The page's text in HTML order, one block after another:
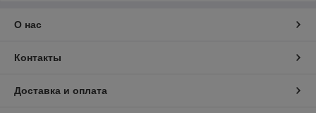
О нас
Контакты
Доставка и оплата